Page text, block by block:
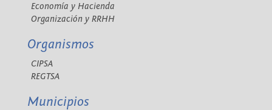
Economía y Hacienda
Organización y RRHH
Organismos
CIPSA
REGTSA
Municipios